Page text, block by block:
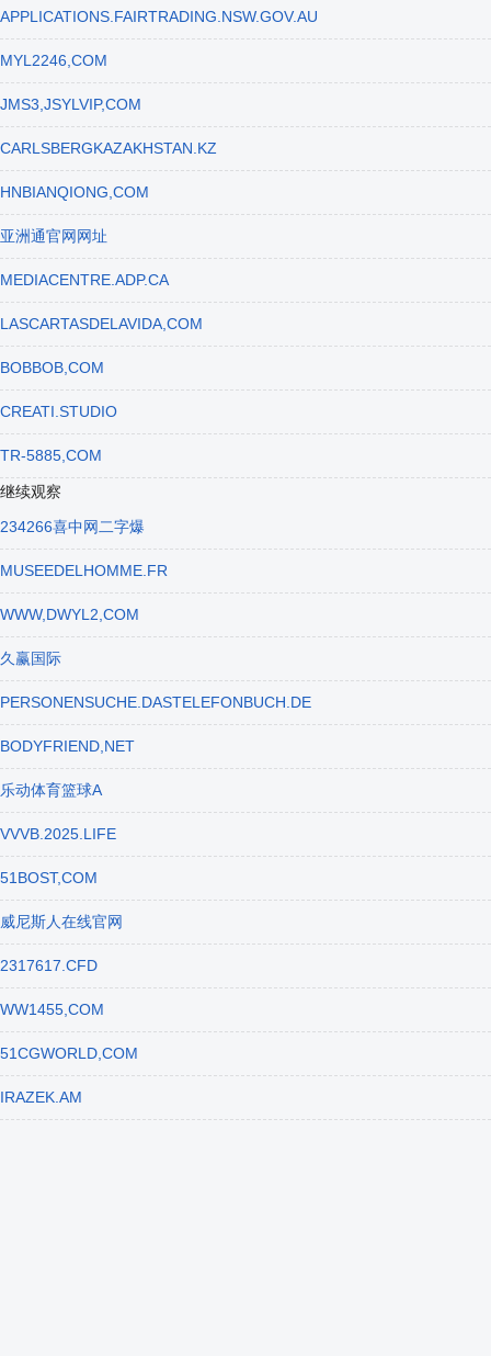
APPLICATIONS.FAIRTRADING.NSW.GOV.AU
MYL2246,COM
JMS3,JSYLVIP,COM
CARLSBERGKAZAKHSTAN.KZ
HNBIANQIONG,COM
亚洲通官网网址
MEDIACENTRE.ADP.CA
LASCARTASDELAVIDA,COM
BOBBOB,COM
CREATI.STUDIO
TR-5885,COM
继续观察
234266喜中网二字爆
MUSEEDELHOMME.FR
WWW,DWYL2,COM
久赢国际
PERSONENSUCHE.DASTELEFONBUCH.DE
BODYFRIEND,NET
乐动体育篮球A
VVVB.2025.LIFE
51BOST,COM
威尼斯人在线官网
2317617.CFD
WW1455,COM
51CGWORLD,COM
IRAZEK.AM